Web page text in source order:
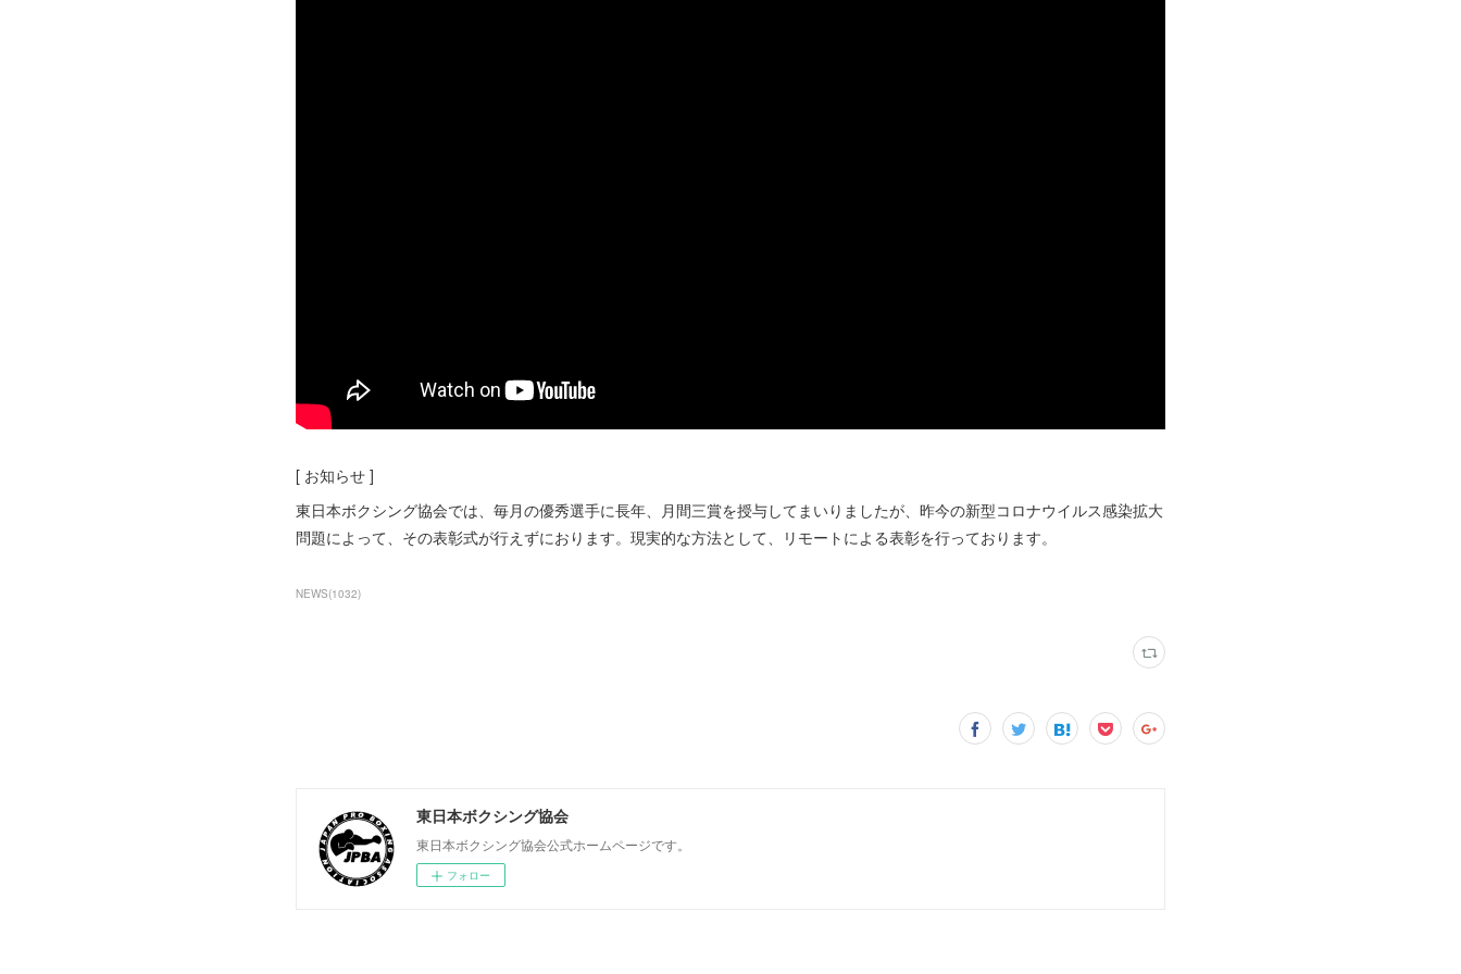
[ お知らせ ]
東日本ボクシング協会では、毎月の優秀選手に長年、月間三賞を授与してまいりましたが、昨今の新型コロナウイルス感染拡大
問題によって、その表彰式が行えずにおります。現実的な方法として、リモートによる表彰を行っております。
NEWS(1032)
東日本ボクシング協会
東日本ボクシング協会公式ホームページです。
フォロー